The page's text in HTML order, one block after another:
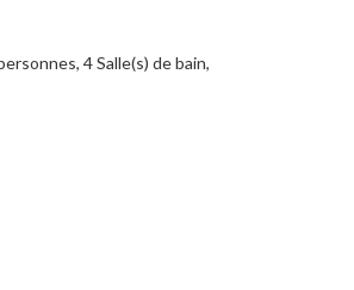
4 Salle(s) de bain,